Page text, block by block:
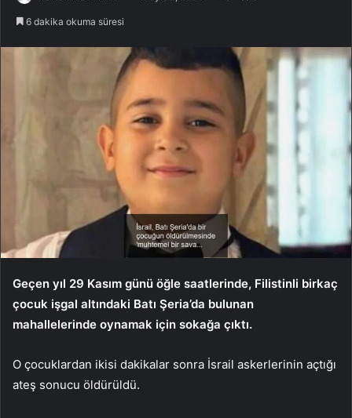
6 dakika okuma süresi
Geçen yıl 29 Kasım günü öğle saatlerinde, Filistinli birkaç
çocuk işgal altındaki Batı Şeria’da bulunan
mahallelerinde oynamak için sokağa çıktı.
O çocuklardan ikisi dakikalar sonra İsrail askerlerinin açtığı
ateş sonucu öldürüldü.